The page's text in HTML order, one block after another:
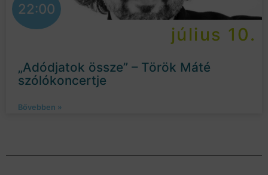
22:00
július 10.
„Adódjatok össze” – Török Máté
szólókoncertje
Bővebben »